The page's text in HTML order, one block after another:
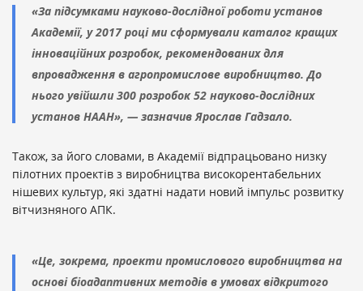
«За підсумками науково-дослідної роботи установ
Академії, у 2017 році ми сформували каталог кращих
інноваційних розробок, рекомендованих для
впровадження в агропромислове виробництво. До
нього увійшли 300 розробок 52 науково-дослідних
установ НААН», — зазначив Ярослав Гадзало.
Також, за його словами, в Академії відпрацьовано низку
пілотних проектів з виробництва високорентабельних
нішевих культур, які здатні надати новий імпульс розвитку
вітчизняного АПК.
«Це, зокрема, проекти промислового виробництва на
основі біоадаптивних методів в умовах відкритого